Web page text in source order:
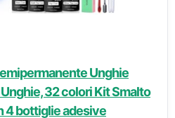
Unghie
32 colori Kit Smalto
4 bottiglie adesive